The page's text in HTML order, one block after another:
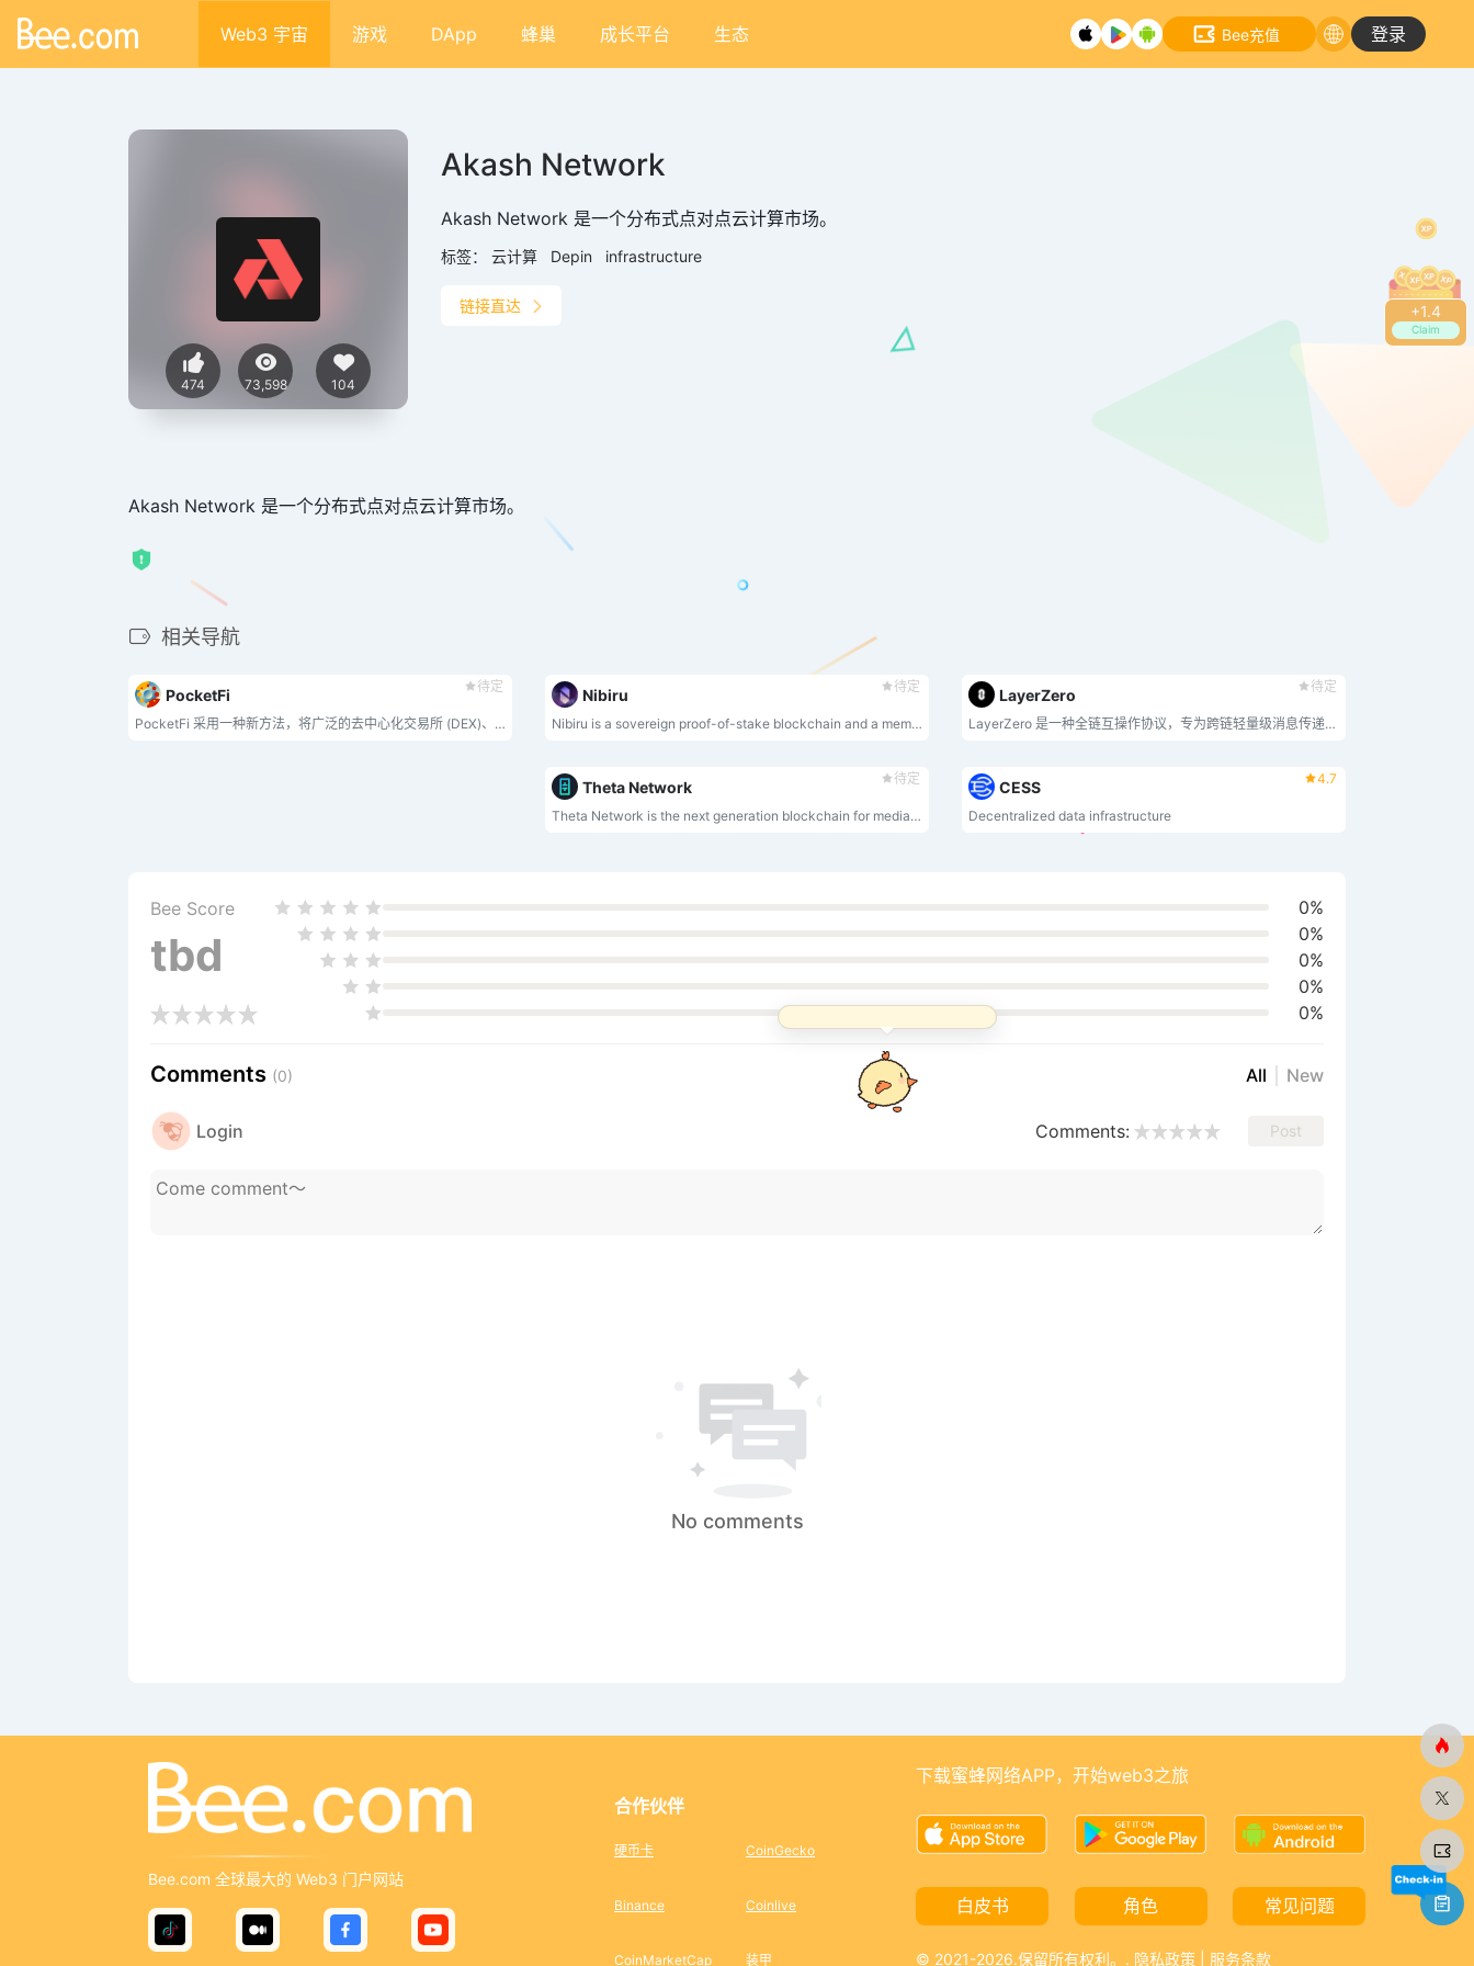
+1.4
Claim
Web3 宇宙 游戏 DApp 蜂巢 成长平台 生态 Bee充值 登录
474 73,598 104
Akash Network
Akash Network 是一个分布式点对点云计算市场。
标签： 云计算 Depin infrastructure
链接直达
Akash Network 是一个分布式点对点云计算市场。
相关导航
待定
PocketFi
PocketFi 采用一种新方法，将广泛的去中心化交易所 (DEX)、创新桥梁结合在一起，并使用 Telegram 团队的新工具将所有内容封装在一个用户友好的机器人中。
待定
Nibiru
Nibiru is a sovereign proof-of-stake blockchain and a member of a family of interconnected blockchains that comprise the Cosmos Ecosystem.
待定
LayerZero
LayerZero 是一种全链互操作协议，专为跨链轻量级消息传递而设计。 LayerZero 通过可配置的去信任性提供真实且有保障的消息传递。
待定
Theta Network
Theta Network is the next generation blockchain for media and entertainment.
4.7
CESS
Decentralized data infrastructure
Bee Score
tbd
0%
0%
0%
0%
0%
Comments (0) All New
Login Comments: Post
No comments
Bee.com 全球最大的 Web3 门户网站
合作伙伴
硬币卡
Binance
CoinMarketCap
CoinGecko
Coinlive
装甲
下载蜜蜂网络APP，开始web3之旅
白皮书 角色 常见问题
© 2021-2026.保留所有权利。. 隐私政策 服务条款
的‘喂喂’我吗？